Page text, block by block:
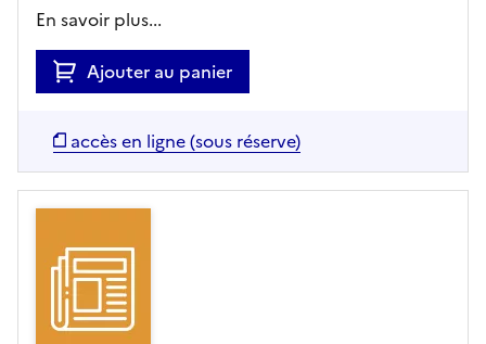
En savoir plus...
Ajouter au panier
accès en ligne (sous réserve)